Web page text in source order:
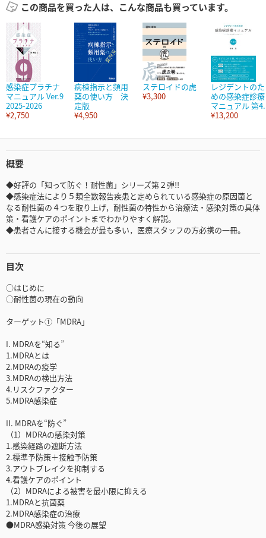
この商品を買った人は、こんな商品も買っています。
感染症プラチナ
マニュアル Ver.9
2025-2026
¥2,750
病棟指示と頻用
薬の使い方 決
定版
¥4,950
ステロイドの虎
¥3,300
レジデントのた
めの感染症診療
マニュアル 第
¥13,200
概要
◆好評の「知って防ぐ！耐性菌」シリーズ第２弾!!
◆感染症法により５類全数報告疾患と定められている感染症の原因菌と
なる耐性菌の４つを取り上げ，耐性菌の特性から治療法・感染対策の具体
策・看護ケアのポイントまでわかりやすく解説。
◆患者さんに接する機会が最も多い，医療スタッフの方必携の一冊。
目次
○はじめに
○耐性菌の現在の動向
ターゲット①「MDRA」
I. MDRAを“知る”
1.MDRAとは
2.MDRAの疫学
3.MDRAの検出方法
4.リスクファクター
5.MDRA感染症
II. MDRAを“防ぐ”
（1）MDRAの感染対策
1.感染経路の遮断方法
2.標準予防策＋接触予防策
3.アウトブレイクを抑制する
4.看護ケアのポイント
（2）MDRAによる被害を最小限に抑える
1.MDRAと抗菌薬
2.MDRA感染症の治療
●MDRA感染対策 今後の展望